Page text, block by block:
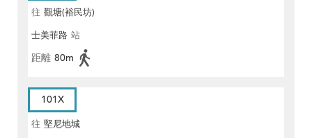
往 觀塘(裕民坊)
士美菲路 站
距離 80m
101X
往 堅尼地城